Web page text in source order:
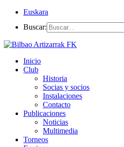
Euskara
Buscar:
Inicio
Club
Historia
Socias y socios
Instalaciones
Contacto
Publicaciones
Noticias
Multimedia
Torneos